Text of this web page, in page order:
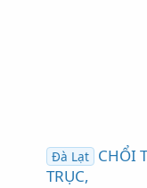
Đà Lạt CHỔI
TRỤC,